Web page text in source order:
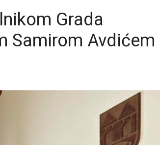
Grada
Samirom Avdićem